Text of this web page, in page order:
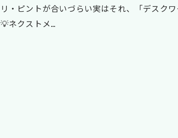
リ・ピントが合いづらい実はそれ、「デスク
💡ネクストメ…